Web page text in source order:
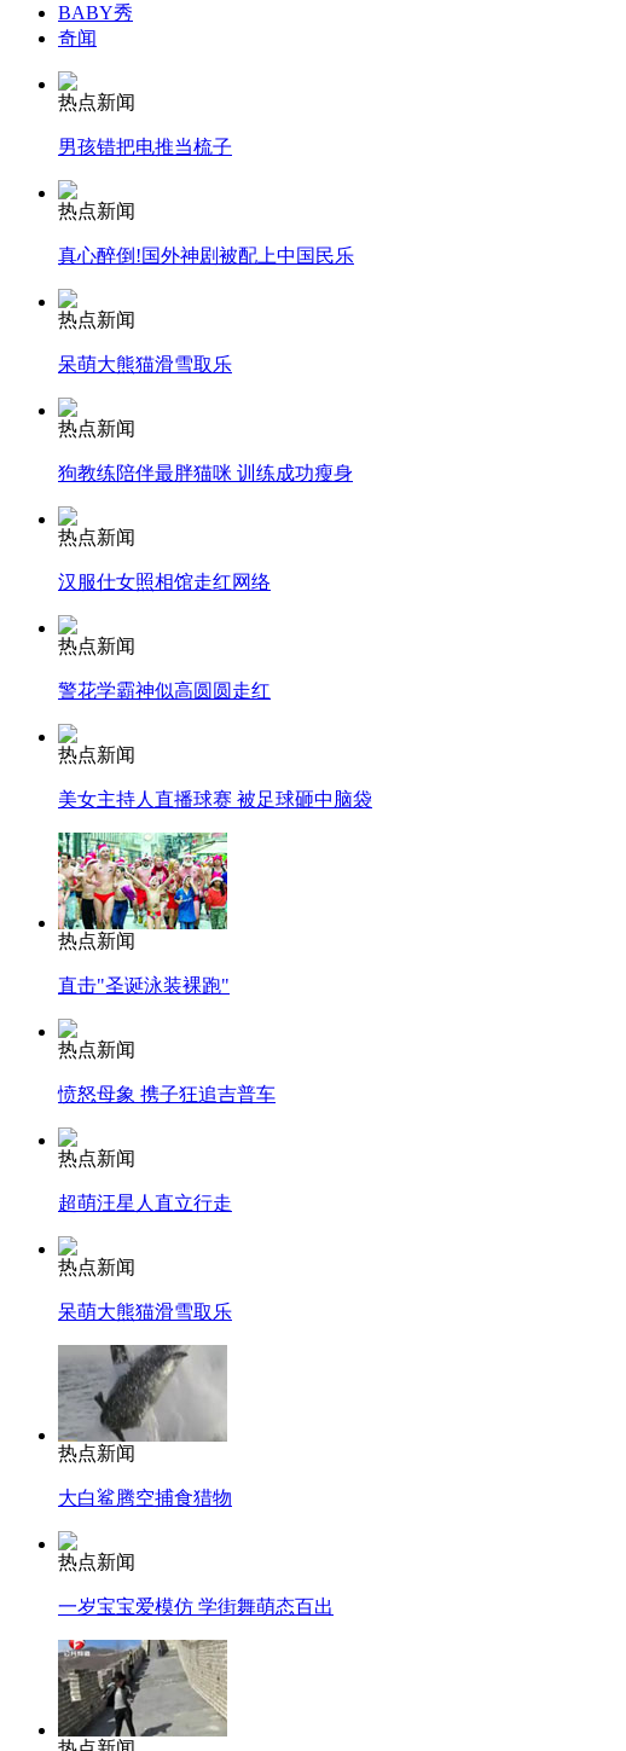
安徽一实载49人客车翻车
走！跟着总书记去植树
消防员救轻生者
纽约上演“枕头大战”
司机酒驾遇交警 急速倒车逃窜
BABY秀
奇闻
热点新闻
男孩错把电推当梳子
热点新闻
真心醉倒!国外神剧被配上中国民乐
热点新闻
呆萌大熊猫滑雪取乐
热点新闻
狗教练陪伴最胖猫咪 训练成功瘦身
热点新闻
汉服仕女照相馆走红网络
热点新闻
警花学霸神似高圆圆走红
热点新闻
美女主持人直播球赛 被足球砸中脑袋
热点新闻
直击"圣诞泳装裸跑"
热点新闻
愤怒母象 携子狂追吉普车
热点新闻
超萌汪星人直立行走
热点新闻
呆萌大熊猫滑雪取乐
热点新闻
大白鲨腾空捕食猎物
热点新闻
一岁宝宝爱模仿 学街舞萌态百出